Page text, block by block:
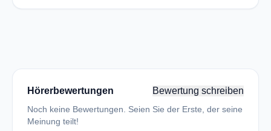
Hörerbewertungen Bewertung schreiben
Noch keine Bewertungen. Seien Sie der Erste, der seine
Meinung teilt!